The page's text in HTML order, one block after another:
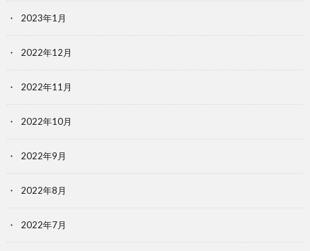
2023年1月
2022年12月
2022年11月
2022年10月
2022年9月
2022年8月
2022年7月